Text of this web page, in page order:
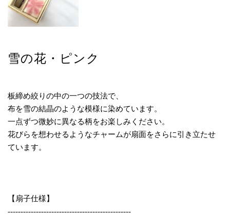
雪の花・ピンク
板締め絞りの中の一つの技法で、
布を雪の結晶のような模様に染めています。
一点ずつ微妙に異なる柄をお楽しみください。
花びらを想わせるようなチャームが扇面をさらに引き立たせ
ています。
【扇子仕様】
------------------------------------------------